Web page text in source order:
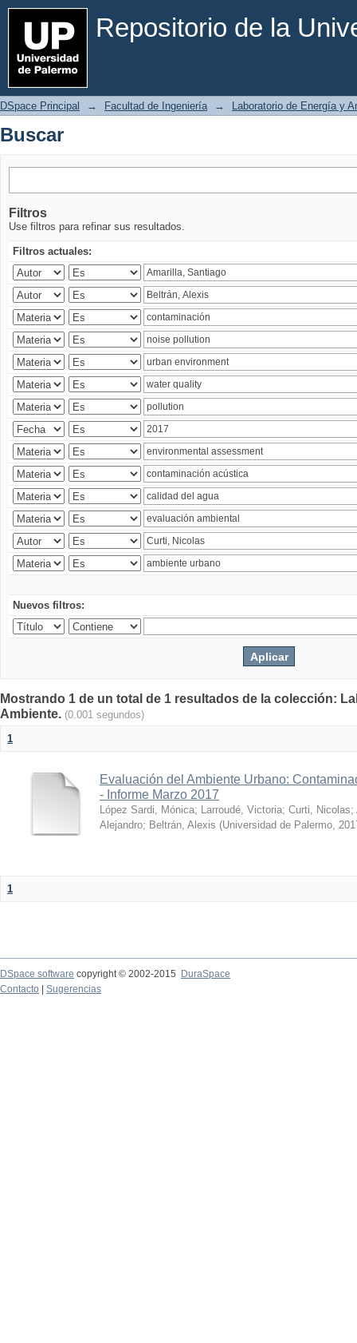
Repositorio de la
Buscar
DSpace Principal → Facultad de Ingeniería → Laboratorio de Energía y
Buscar
Filtros
Use filtros para refinar sus resultados.
Filtros actuales:
Nuevos filtros:
Mostrando 1 de un total de 1 resultados de la colección:
Ambiente. (0.001 segundos)
1
Evaluación del Ambiente Urbano:
- Informe Marzo 2017
López Sardi, Mónica; Larroudé, Victoria; Curti, Nicolas;
Alejandro; Beltrán, Alexis (Universidad de Palermo,
1
DSpace software copyright © 2002-2015
DuraSpace
Contacto
Sugerencias